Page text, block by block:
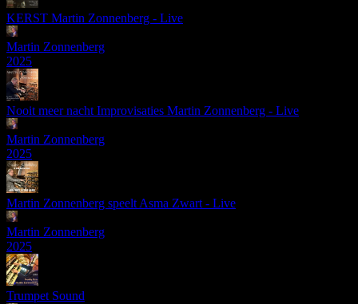
KERST Martin Zonnenberg - Live
Martin Zonnenberg
2025
Nooit meer nacht Improvisaties Martin Zonnenberg - Live
Martin Zonnenberg
2025
Martin Zonnenberg speelt Asma Zwart - Live
Martin Zonnenberg
2025
Trumpet Sound